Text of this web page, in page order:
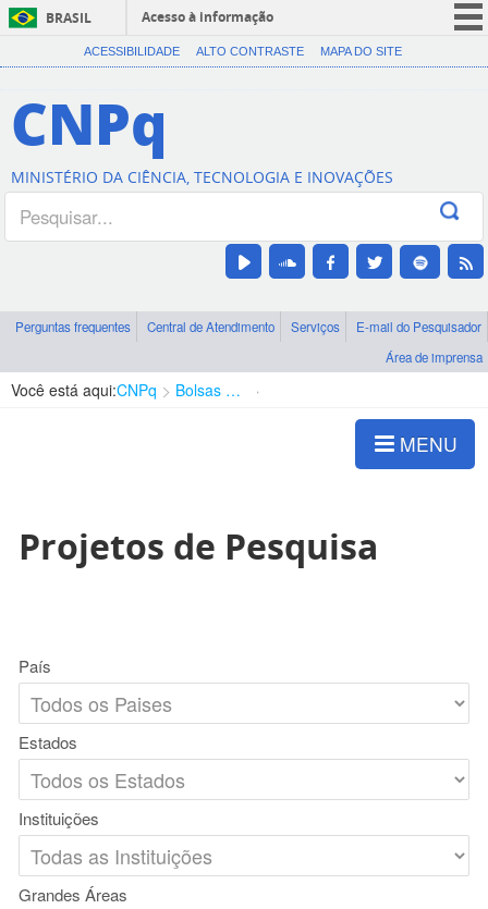
BRASIL
Acesso à informação
CORONAVÍRUS (COVID-19)
Canais
ACESSIBILIDADE ALTO CONTRASTE MAPA DO SITE
CNPq
MINISTÉRIO DA CIÊNCIA, TECNOLOGIA E INOVAÇÕES
Perguntas frequentes Central de Atendimento Serviços
E-mail do Pesquisador
Área de imprensa
Você está aqui:CNPq Bolsas e Auxílios Vigentes
MENU
Projetos de Pesquisa
País
Estados
Instituições
Grandes Áreas